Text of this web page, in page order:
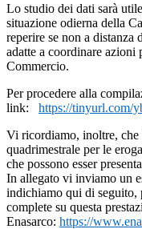
Lo studio dei dati sarà
situazione odierna della
reperire se non a distanza
adatte a coordinare
Commercio.
Per procedere alla
link: https://tinyurl.com/
Vi ricordiamo, inoltre,
quadrimestrale per le
che possono esser
In allegato vi inviamo un
indichiamo qui di seguito,
complete su questa
Enasarco: https://